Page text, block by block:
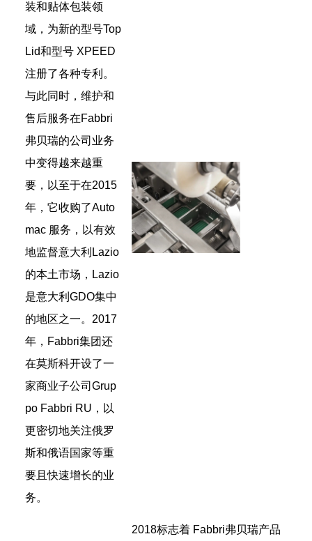
装和贴体包装领
域，为新的型号Top
Lid和型号 XPEED
注册了各种专利。
与此同时，维护和
售后服务在Fabbri
弗贝瑞的公司业务
中变得越来越重
要，以至于在2015
年，它收购了Auto
mac 服务，以有效
地监督意大利Lazio
的本土市场，Lazio
是意大利GDO集中
的地区之一。2017
年，Fabbri集团还
在莫斯科开设了一
家商业子公司Grup
po Fabbri RU，以
更密切地关注俄罗
斯和俄语国家等重
要且快速增长的业
务。
2018标志着 Fabbri弗贝瑞产品